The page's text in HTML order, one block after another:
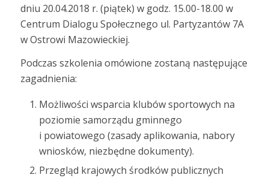
dniu 20.04.2018 r. (piątek) w godz. 15.00-18.00 w
Centrum Dialogu Społecznego ul. Partyzantów 7A
w Ostrowi Mazowieckiej.
Podczas szkolenia omówione zostaną następujące
zagadnienia:
Możliwości wsparcia klubów sportowych na
poziomie samorządu gminnego
i powiatowego (zasady aplikowania, nabory
wniosków, niezbędne dokumenty).
Przegląd krajowych środków publicznych